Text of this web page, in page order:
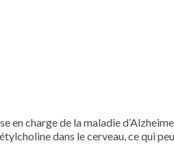
charge de la maladie
dans le cerveau, ce qui